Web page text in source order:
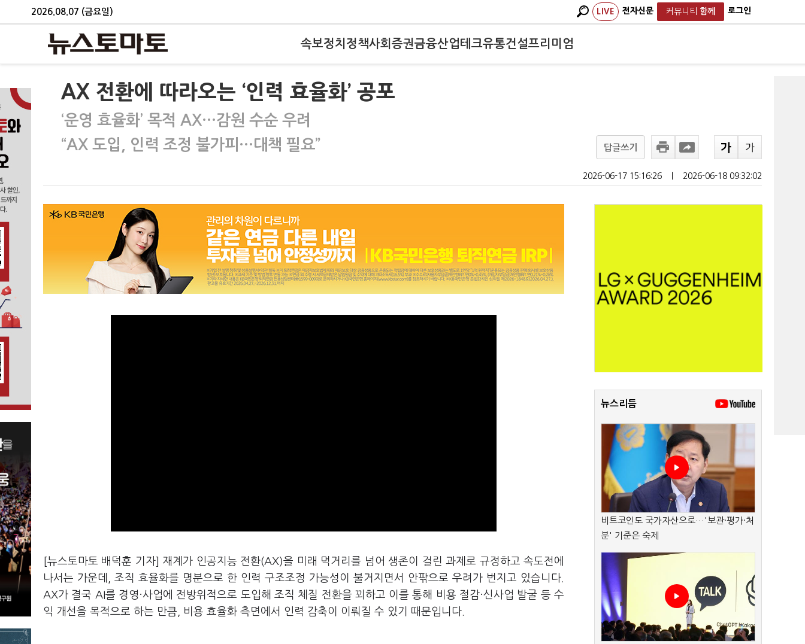
2026.08.07 (금요일) LIVE 전자신문 커뮤니티 함께 로그인
속보정치 정책사회 증권금융산업테크유통건설프리미엄
AX 전환에 따라오는 ‘인력 효율화’ 공포
‘운영 효율화’ 목적 AX…감원 수순 우려
“AX 도입, 인력 조정 불가피…대책 필요”
답글쓰기
2026-06-17 15:16:26 2026-06-18 09:32:02
[뉴스토마토 배덕훈 기자] 재계가 인공지능 전환(AX)을 미래 먹거리를 넘어 생존이 걸린 과제로 규정하고 속도전에
나서는 가운데
조직 효율화를 명분으로 한 인력 구조조정 가능성이 불거지면서 안팎으로 우려가 번지고 있습니다
AX가 결국 AI를 경영·사업에 전방위적으로 도입해 조직 체질 전환을 꾀하고 이를 통해 비용 절감·신사업 발굴 등 수
익 개선을 목적으로 하는 만큼
비용 효율화 측면에서 인력 감축이 이뤄질 수 있기 때문입니다
뉴스리듬
비트코인도 국가자산으로…'보관·평가·처
분' 기준은 숙제